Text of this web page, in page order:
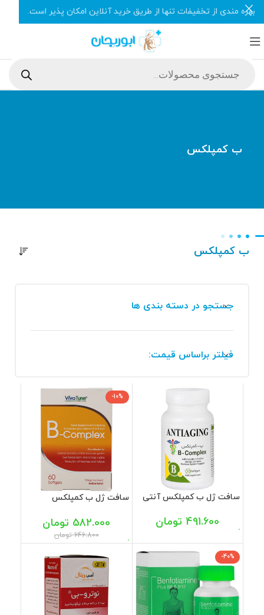
ب کمپلکس
ب کمپلکس
جستجو در دسته بندی ها
فیلتر براساس قیمت:
سافت ژل ب کمپلکس آنتی
491.600 تومان
-10%
سافت ژل ب کمپلکس
646.800 تومان
582.000 تومان
-40%
بهره مندی از تخفیفات تنها از طریق خرید آنلاین امکان پذیر است.